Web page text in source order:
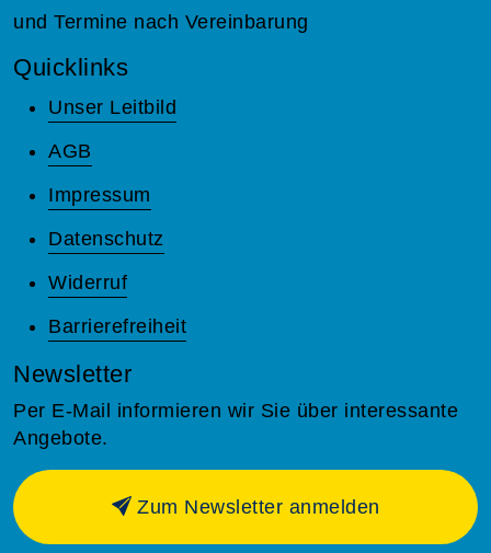
und Termine nach Vereinbarung
Quicklinks
Unser Leitbild
AGB
Impressum
Datenschutz
Widerruf
Barrierefreiheit
Newsletter
Per E-Mail informieren wir Sie über interessante
Angebote.
Zum Newsletter anmelden